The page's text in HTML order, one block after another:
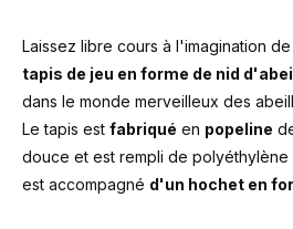
Laissez libre cours à l'imagination
tapis de jeu en forme de nid
dans le monde merveilleux des
Le tapis est fabriqué en popeline
douce et est rempli de
est accompagné d'un hochet en